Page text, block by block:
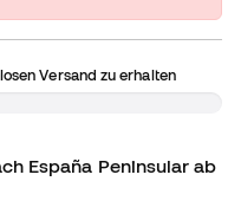
Versand zu erhalten
España Peninsular ab